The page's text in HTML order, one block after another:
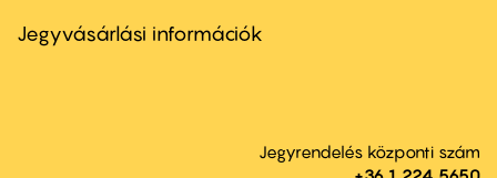
second
Jegyvásárlási információk
Jegyrendelés központi szám